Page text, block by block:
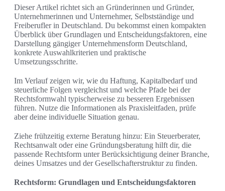
Dieser Artikel richtet sich an Gründerinnen und Gründer,
Unternehmerinnen und Unternehmer, Selbstständige und
Freiberufler in Deutschland. Du bekommst einen kompakten
Überblick über Grundlagen und Entscheidungsfaktoren, eine
Darstellung gängiger Unternehmensform Deutschland,
konkrete Auswahlkriterien und praktische
Umsetzungsschritte.
Im Verlauf zeigen wir, wie du Haftung, Kapitalbedarf und
steuerliche Folgen vergleichst und welche Pfade bei der
Rechtsformwahl typischerweise zu besseren Ergebnissen
führen. Nutze die Informationen als Praxisleitfaden, prüfe
aber deine individuelle Situation genau.
Ziehe frühzeitig externe Beratung hinzu: Ein Steuerberater,
Rechtsanwalt oder eine Gründungsberatung hilft dir, die
passende Rechtsform unter Berücksichtigung deiner Branche,
deines Umsatzes und der Gesellschafterstruktur zu finden.
Rechtsform: Grundlagen und Entscheidungsfaktoren